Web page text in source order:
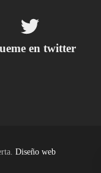
en twitter
Diseño web